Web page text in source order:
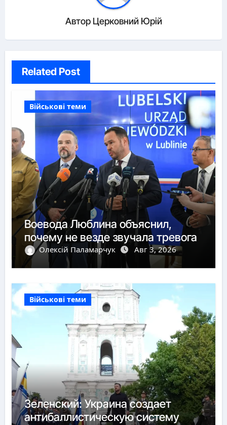
Автор Церковний Юрій
Related Post
Військові теми
Воевода Люблина объяснил,
почему не везде звучала тревога
Олексій Паламарчук Авг 3, 2026
Військові теми
Зеленский: Украина создает
антибаллистическую систему